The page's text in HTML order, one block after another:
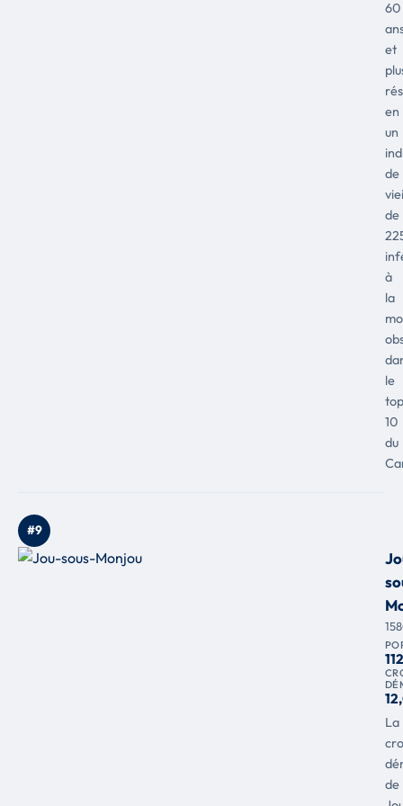
60
et
en
un
de
de
à
la
le
top
10
du
#9
La
de